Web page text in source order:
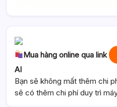
Mua hàng online qua link
AI
Bạn sẽ không mất thêm chi
sẽ có thêm chi phí duy trì